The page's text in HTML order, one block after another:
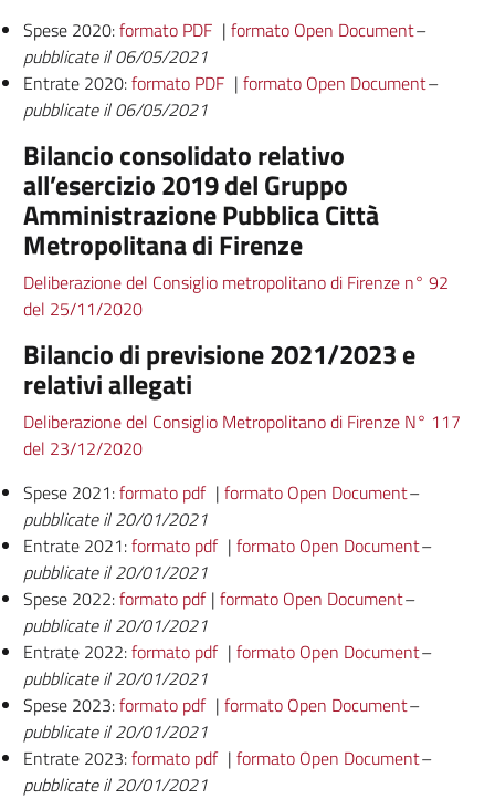
Spese 2020:formato PDF | formato Open Document–
pubblicate il 06/05/2021
Entrate 2020:formato PDF | formato Open Document–
pubblicate il 06/05/2021
Bilancio consolidato relativo
all’esercizio 2019 del Gruppo
Amministrazione Pubblica Città
Metropolitana di Firenze
Deliberazione del Consiglio metropolitano di Firenze n° 92
del 25/11/2020
Bilancio di previsione 2021/2023 e
relativi allegati
Deliberazione del Consiglio Metropolitano di Firenze N° 117
del 23/12/2020
Spese 2021:formato pdf | formato Open Document–
pubblicate il 20/01/2021
Entrate 2021:formato pdf | formato Open Document–
pubblicate il 20/01/2021
Spese 2022:formato pdf | formato Open Document–
pubblicate il 20/01/2021
Entrate 2022:formato pdf | formato Open Document–
pubblicate il 20/01/2021
Spese 2023:formato pdf | formato Open Document–
pubblicate il 20/01/2021
Entrate 2023:formato pdf | formato Open Document–
pubblicate il 20/01/2021